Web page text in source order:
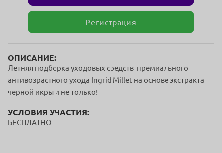
Регистрация
ОПИСАНИЕ:
Летняя подборка уходовых средств премиального
антивозрастного ухода Ingrid Millet на основе экстракта
черной икры и не только!
УСЛОВИЯ УЧАСТИЯ:
БЕСПЛАТНО